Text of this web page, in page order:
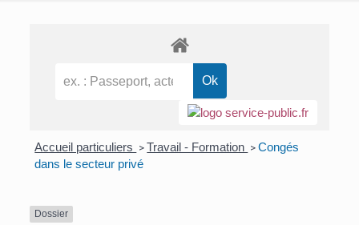
Accueil particuliers > Travail - Formation > Congés
dans le secteur privé
Dossier